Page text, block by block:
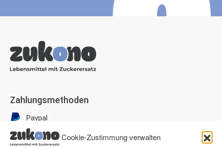
Cookie-Zustimmung verwalten
Zahlungsmethoden
Paypal
Visa